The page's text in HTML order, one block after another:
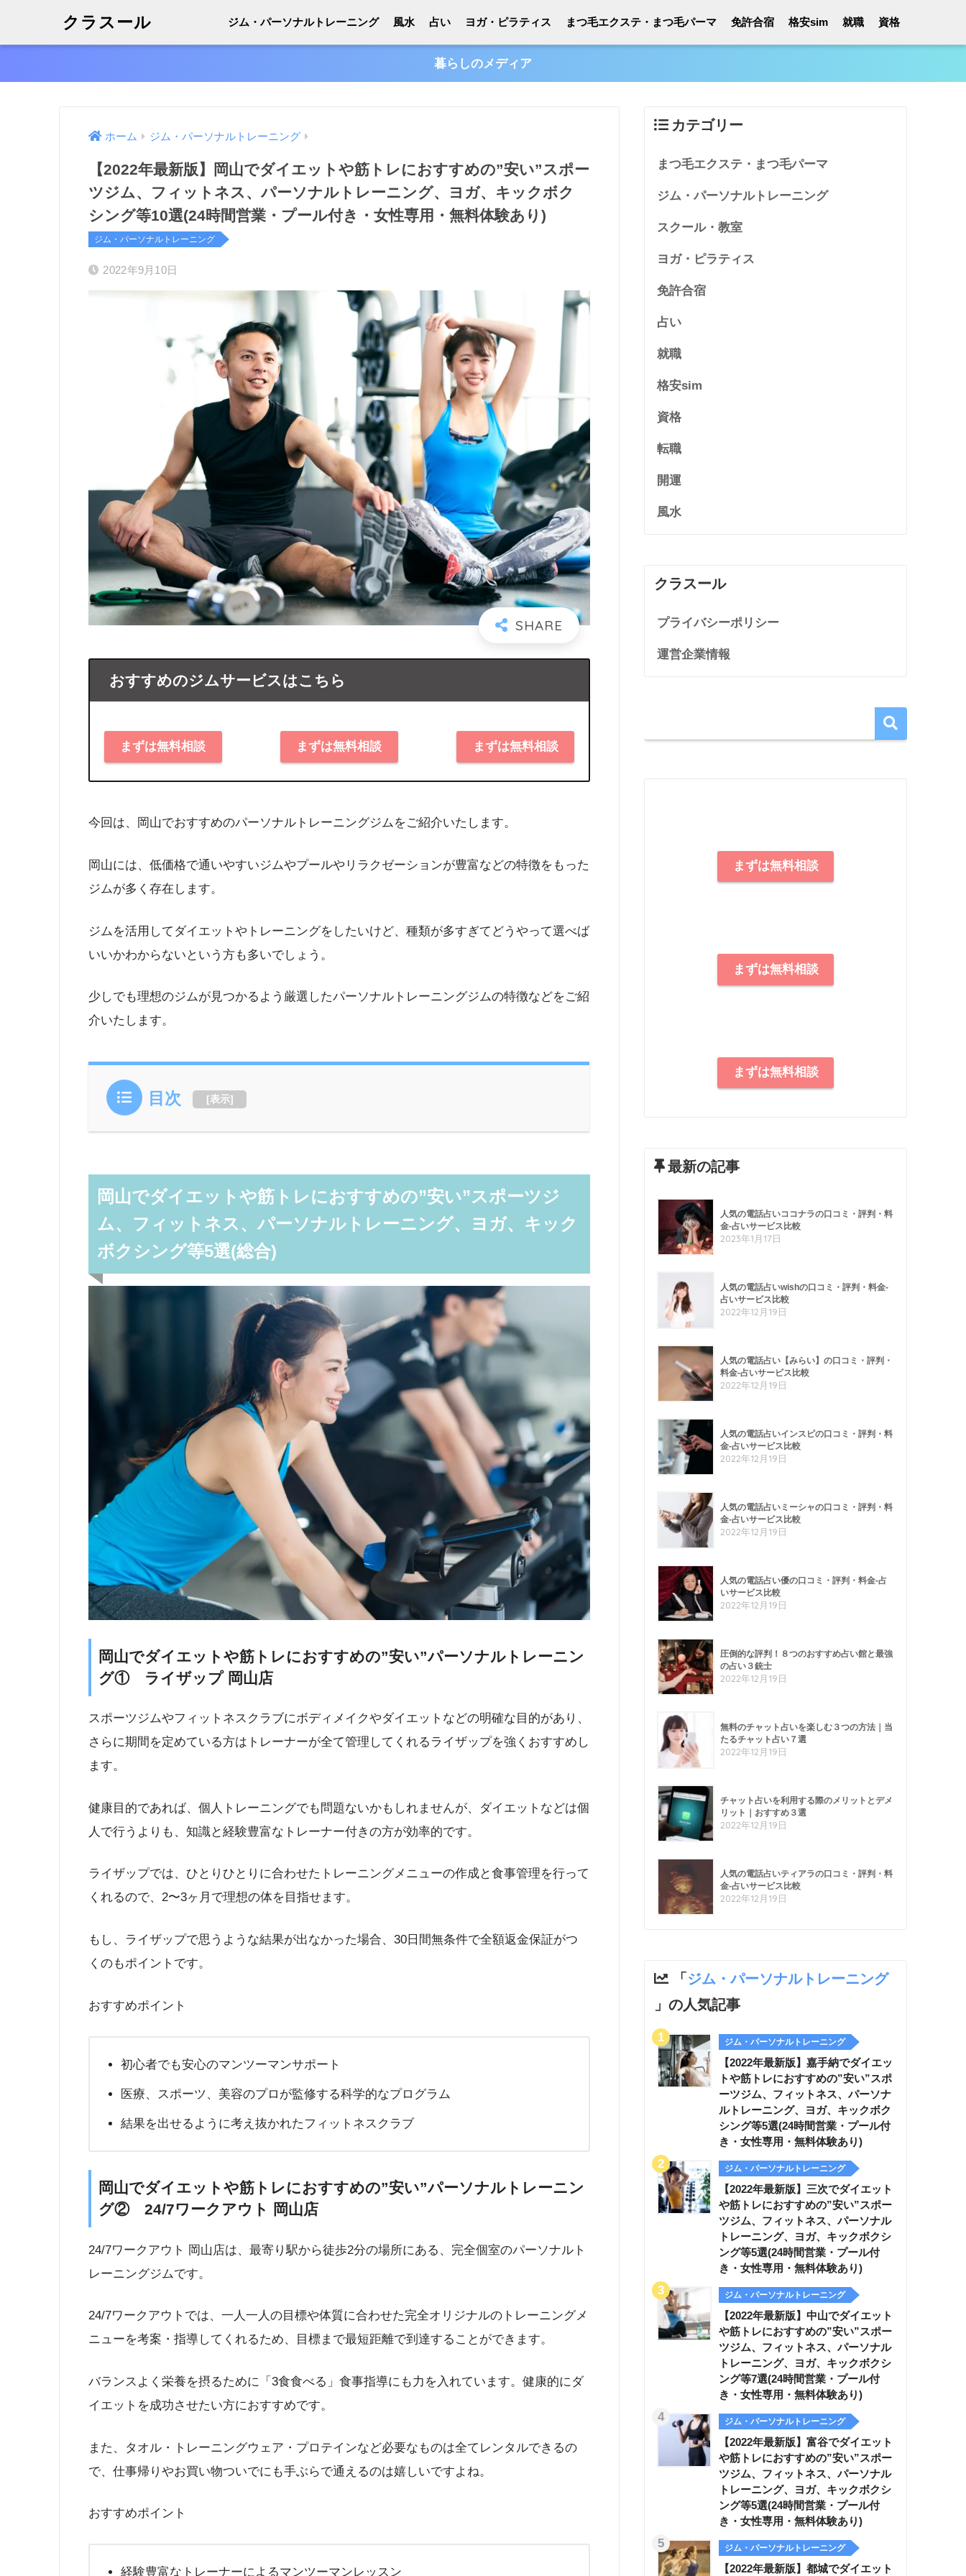
クラスール ジム・パーソナルトレーニング 風水 占い ヨガ・ピラティス まつ毛エクステ・まつ毛パーマ 免許合宿 格安sim 就職 資格
暮らしのメディア
ホーム ジム・パーソナルトレーニング
【2022年最新版】岡山でダイエットや筋トレにおすすめの”安い”スポー
ツジム、フィットネス、パーソナルトレーニング、ヨガ、キックボク
シング等10選(24時間営業・プール付き・女性専用・無料体験あり)
ジム・パーソナルトレーニング
2022年9月10日
おすすめのジムサービスはこちら
まずは無料相談 まずは無料相談 まずは無料相談
今回は、岡山でおすすめのパーソナルトレーニングジムをご紹介いたします。
岡山には、低価格で通いやすいジムやプールやリラクゼーションが豊富などの特徴をもった
ジムが多く存在します。
ジムを活用してダイエットやトレーニングをしたいけど、種類が多すぎてどうやって選べば
いいかわからないという方も多いでしょう。
少しでも理想のジムが見つかるよう厳選したパーソナルトレーニングジムの特徴などをご紹
介いたします。
目次 [表示]
岡山でダイエットや筋トレにおすすめの”安い”スポーツジ
ム、フィットネス、パーソナルトレーニング、ヨガ、キック
ボクシング等5選(総合)
岡山でダイエットや筋トレにおすすめの”安い”パーソナルトレーニン
グ① ライザップ 岡山店
スポーツジムやフィットネスクラブにボディメイクやダイエットなどの明確な目的があり、
さらに期間を定めている方はトレーナーが全て管理してくれるライザップを強くおすすめし
ます。
健康目的であれば、個人トレーニングでも問題ないかもしれませんが、ダイエットなどは個
人で行うよりも、知識と経験豊富なトレーナー付きの方が効率的です。
ライザップでは、ひとりひとりに合わせたトレーニングメニューの作成と食事管理を行って
くれるので、2〜3ヶ月で理想の体を目指せます。
もし、ライザップで思うような結果が出なかった場合、30日間無条件で全額返金保証がつ
くのもポイントです。
おすすめポイント
初心者でも安心のマンツーマンサポート
医療、スポーツ、美容のプロが監修する科学的なプログラム
結果を出せるように考え抜かれたフィットネスクラブ
岡山でダイエットや筋トレにおすすめの”安い”パーソナルトレーニン
グ② 24/7ワークアウト 岡山店
24/7ワークアウト 岡山店は、最寄り駅から徒歩2分の場所にある、完全個室のパーソナルト
レーニングジムです。
24/7ワークアウトでは、一人一人の目標や体質に合わせた完全オリジナルのトレーニングメ
ニューを考案・指導してくれるため、目標まで最短距離で到達することができます。
バランスよく栄養を摂るために「3食食べる」食事指導にも力を入れています。健康的にダ
イエットを成功させたい方におすすめです。
また、タオル・トレーニングウェア・プロテインなど必要なものは全てレンタルできるの
で、仕事帰りやお買い物ついでにも手ぶらで通えるのは嬉しいですよね。
おすすめポイント
経験豊富なトレーナーによるマンツーマンレッスン
カテゴリー
まつ毛エクステ・まつ毛パーマ
ジム・パーソナルトレーニング
スクール・教室
ヨガ・ピラティス
免許合宿
占い
就職
格安sim
資格
転職
開運
風水
クラスール
プライバシーポリシー
運営企業情報
まずは無料相談
まずは無料相談
まずは無料相談
最新の記事
人気の電話占いココナラの口コミ・評判・料
金-占いサービス比較
2023年1月17日
人気の電話占いwishの口コミ・評判・料金-
占いサービス比較
2022年12月19日
人気の電話占い【みらい】の口コミ・評判・
料金-占いサービス比較
2022年12月19日
人気の電話占いインスピの口コミ・評判・料
金-占いサービス比較
2022年12月19日
人気の電話占いミーシャの口コミ・評判・料
金-占いサービス比較
2022年12月19日
人気の電話占い優の口コミ・評判・料金-占
いサービス比較
2022年12月19日
圧倒的な評判！８つのおすすめ占い館と最強
の占い３銃士
2022年12月19日
無料のチャット占いを楽しむ３つの方法｜当
たるチャット占い７選
2022年12月19日
チャット占いを利用する際のメリットとデメ
リット｜おすすめ３選
2022年12月19日
人気の電話占いティアラの口コミ・評判・料
金-占いサービス比較
2022年12月19日
「ジム・パーソナルトレーニング
」の人気記事
ジム・パーソナルトレーニング
【2022年最新版】嘉手納でダイエッ
トや筋トレにおすすめの”安い”スポ
ーツジム、フィットネス、パーソナ
ルトレーニング、ヨガ、キックボク
シング等5選(24時間営業・プール付
き・女性専用・無料体験あり)
ジム・パーソナルトレーニング
【2022年最新版】三次でダイエット
や筋トレにおすすめの”安い”スポー
ツジム、フィットネス、パーソナル
トレーニング、ヨガ、キックボクシ
ング等5選(24時間営業・プール付
き・女性専用・無料体験あり)
ジム・パーソナルトレーニング
【2022年最新版】中山でダイエット
や筋トレにおすすめの”安い”スポー
ツジム、フィットネス、パーソナル
トレーニング、ヨガ、キックボクシ
ング等7選(24時間営業・プール付
き・女性専用・無料体験あり)
ジム・パーソナルトレーニング
【2022年最新版】富谷でダイエット
や筋トレにおすすめの”安い”スポー
ツジム、フィットネス、パーソナル
トレーニング、ヨガ、キックボクシ
ング等5選(24時間営業・プール付
き・女性専用・無料体験あり)
ジム・パーソナルトレーニング
【2022年最新版】都城でダイエット